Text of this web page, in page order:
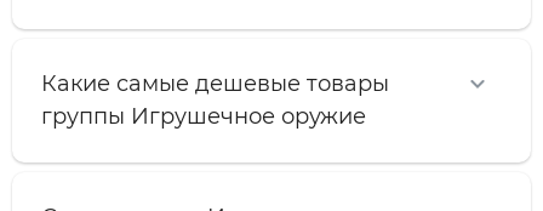
Какие самые дешевые товары
группы Игрушечное оружие